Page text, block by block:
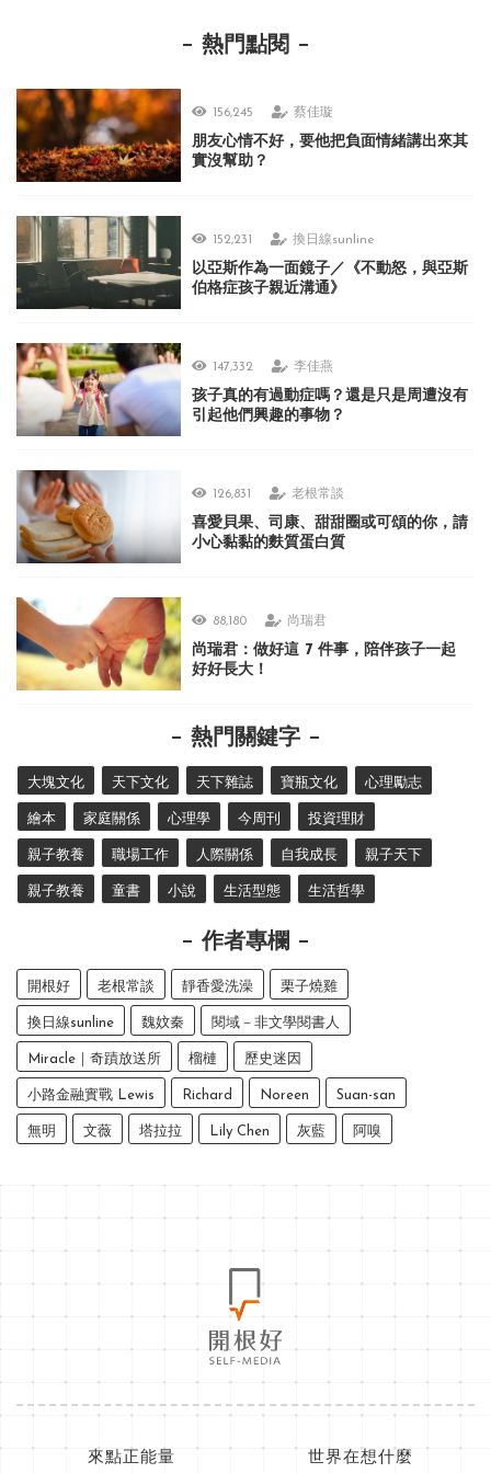
熱門點閱
156,245 蔡佳璇
朋友心情不好，要他把負面情緒講出來其
實沒幫助？
152,231 換日線sunline
以亞斯作為一面鏡子／《不動怒，與亞斯
伯格症孩子親近溝通》
147,332 李佳燕
孩子真的有過動症嗎？還是只是周遭沒有
引起他們興趣的事物？
126,831 老根常談
喜愛貝果、司康、甜甜圈或可頌的你，請
小心黏黏的麩質蛋白質
88,180 尚瑞君
尚瑞君：做好這 7 件事，陪伴孩子一起
好好長大！
熱門關鍵字
大塊文化 天下文化 天下雜誌 寶瓶文化 心理勵志
繪本 家庭關係 心理學 今周刊 投資理財
親子教養 職場工作 人際關係 自我成長 親子天下
親子教養 童書 小說 生活型態 生活哲學
作者專欄
開根好 老根常談 靜香愛洗澡 栗子燒雞
換日線sunline 魏妏秦 閱域－非文學閱書人
Miracle｜奇蹟放送所 榴槤 歷史迷因
小路金融實戰 Lewis Richard Noreen Suan-san
無明 文薇 塔拉拉 Lily Chen 灰藍 阿嗅
來點正能量 世界在想什麼